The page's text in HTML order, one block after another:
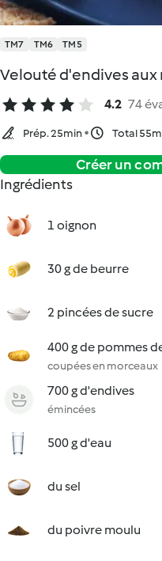
TM7 TM6 TM5
Velouté d'endives
4.2 74
Prép. 25min Total
Créer un
Ingrédients
1 oignon
30 g de beurre
2 pincées de sucre
400 g de pommes
coupées en morceaux
700 g d'endives
émincées
500 g d'eau
du sel
du poivre moulu